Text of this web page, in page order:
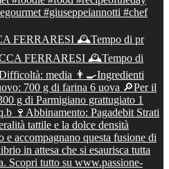
FERRARESI 🕰Tempo di pr